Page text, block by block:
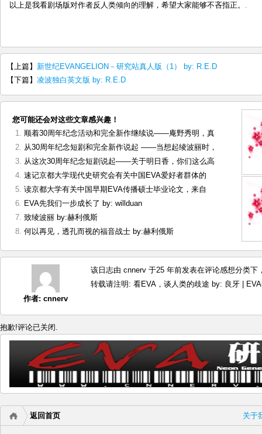
以上是我看剧场版对作者反人类倾向的理解，希望大家能够不吝指正。 .
【上篇】 新世纪EVANGELION－研究站真人版（1） by: R.E.D
【下篇】 凌波独白英文版 by: R.E.D
您可能还会对这些文章感兴趣！
顺着30周年纪念活动和完全新作继续说——庵野秀明，真
从30周年纪念短剧和完全新作说起 ——当想起绫波丽时，
从这次30周年纪念短剧说起——关于明日香，你们这么高
速记京都大学现代史研究会有关中国EVA爱好者群体的
读京都大学有关中国早期EVA传播硕士毕业论文，来自
EVA先我们一步成长了 by: willduan
致绫波丽 by:赫利俄斯
何以再见，透孔而视的福音战士 by:赫利俄斯
作者: cnnerv
该日志由 cnnerv 于25 年前发表在评论感想分类下
转载请注明: 看EVA，谈人类的歧途 by: 良牙 |
抱歉!评论已关闭.
关于
返回首页